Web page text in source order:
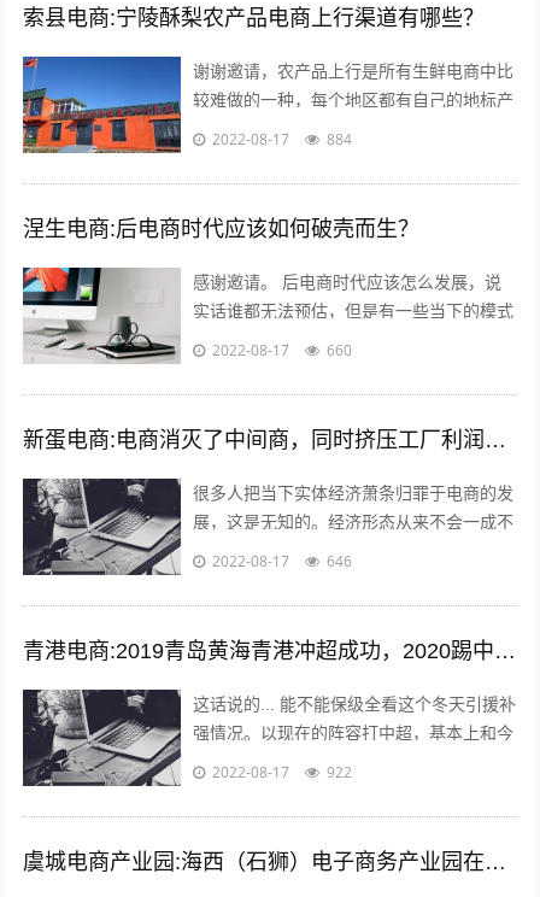
索县电商:宁陵酥梨农产品电商上行渠道有哪些？
谢谢邀请，农产品上行是所有生鲜电商中比
较难做的一种，每个地区都有自己的地标产
品，根据产品的特点，进行品牌建设，营
和...
2022-08-17 884
涅生电商:后电商时代应该如何破壳而生？
感谢邀请。 后电商时代应该怎么发展，说
实话谁都无法预估，但是有一些当下的模式
可以借鉴，毕竟未来新的发展核心思维是没
2022-08-17 660
新蛋电商:电商消灭了中间商，同时挤压工厂利润，廉价的商品带来的是大量的失业和低收入人口，怎么办？
很多人把当下实体经济萧条归罪于电商的发
展，这是无知的。经济形态从来不会一成不
变，从男耕女织到蒸汽机，人类经历了上千
2022-08-17 646
青港电商:2019青岛黄海青港冲超成功，2020踢中超青岛会保级吗？
这话说的... 能不能保级全看这个冬天引援补
强情况。以现在的阵容打中超，基本上和今
年人和一个下场。 现在问题是，队内有经
2022-08-17 922
虞城电商产业园:海西（石狮）电子商务产业园在哪？